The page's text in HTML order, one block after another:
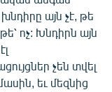
այն չէ, թե
ոչ: Խնդիրն այն
չեն տվել
եւ մեզնից